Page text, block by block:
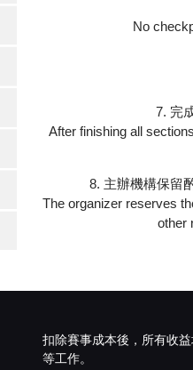
No
7. 完
After finishing all
8. 主辦機構保留
The organizer reserves
other
扣除賽事成本後，所有收
等工作。